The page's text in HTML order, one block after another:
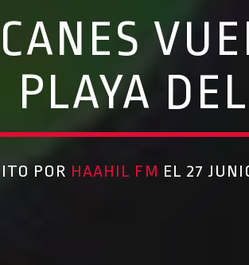
PLAYA
POR HAAHIL FM EL 27